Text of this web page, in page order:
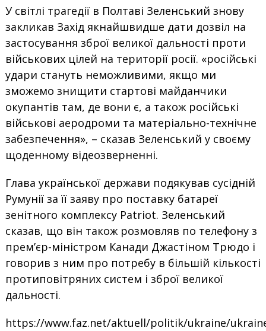
У світлі трагедії в Полтаві Зеленський знову
закликав Захід якнайшвидше дати дозвіл на
застосування зброї великої дальності проти
військових цілей на території росії. «російські
удари стануть неможливими, якщо ми
зможемо знищити стартові майданчики
окупантів там, де вони є, а також російські
військові аеродроми та матеріально-технічне
забезпечення», – сказав Зеленський у своєму
щоденному відеозверненні.
Глава української держави подякував сусідній
Румунії за її заяву про поставку батареї
зенітного комплексу Patriot. Зеленський
сказав, що він також розмовляв по телефону з
прем’єр-міністром Канади Джастіном Трюдо і
говорив з ним про потребу в більшій кількості
протиповітряних систем і зброї великої
дальності.
https://www.faz.net/aktuell/politik/ukraine/